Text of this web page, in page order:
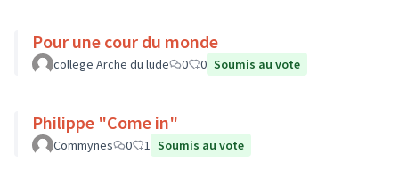
Pour une cour du monde
college Arche du lude 0 0 Soumis au vote
Philippe "Come in"
Commynes 0 1 Soumis au vote